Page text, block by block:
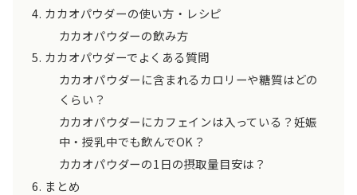
カカオパウダーの使い方・レシピ
カカオパウダーの飲み方
カカオパウダーでよくある質問
カカオパウダーに含まれるカロリーや糖質はどの
くらい？
カカオパウダーにカフェインは入っている？妊娠
中・授乳中でも飲んでOK？
カカオパウダーの1日の摂取量目安は？
まとめ